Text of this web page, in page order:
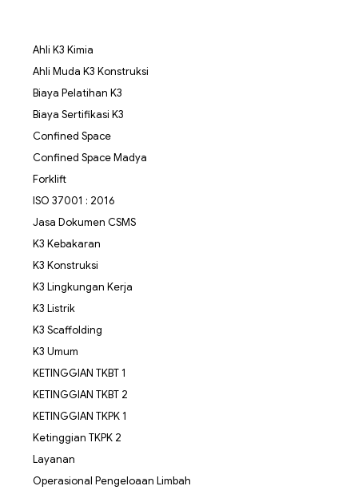
Ahli K3 Kimia
Ahli Muda K3 Konstruksi
Biaya Pelatihan K3
Biaya Sertifikasi K3
Confined Space
Confined Space Madya
Forklift
ISO 37001 : 2016
Jasa Dokumen CSMS
K3 Kebakaran
K3 Konstruksi
K3 Lingkungan Kerja
K3 Listrik
K3 Scaffolding
K3 Umum
KETINGGIAN TKBT 1
KETINGGIAN TKBT 2
KETINGGIAN TKPK 1
Ketinggian TKPK 2
Layanan
Operasional Pengeloaan Limbah